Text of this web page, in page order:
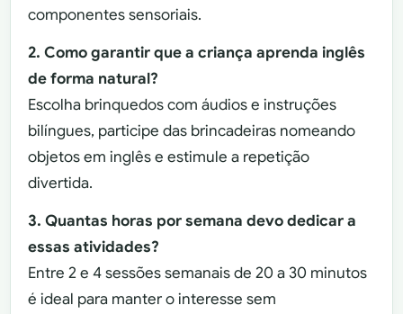
componentes sensoriais.
2. Como garantir que a criança aprenda inglês
de forma natural?
Escolha brinquedos com áudios e instruções
bilíngues, participe das brincadeiras nomeando
objetos em inglês e estimule a repetição
divertida.
3. Quantas horas por semana devo dedicar a
essas atividades?
Entre 2 e 4 sessões semanais de 20 a 30 minutos
é ideal para manter o interesse sem